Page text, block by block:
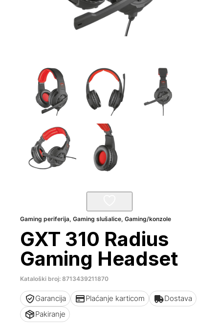
Gaming periferija,Gaming slušalice,Gaming/konzole
GXT 310 Radius
Gaming Headset
Kataloški broj: 8713439211870
Garancija Plaćanje karticom
Dostava
Pakiranje